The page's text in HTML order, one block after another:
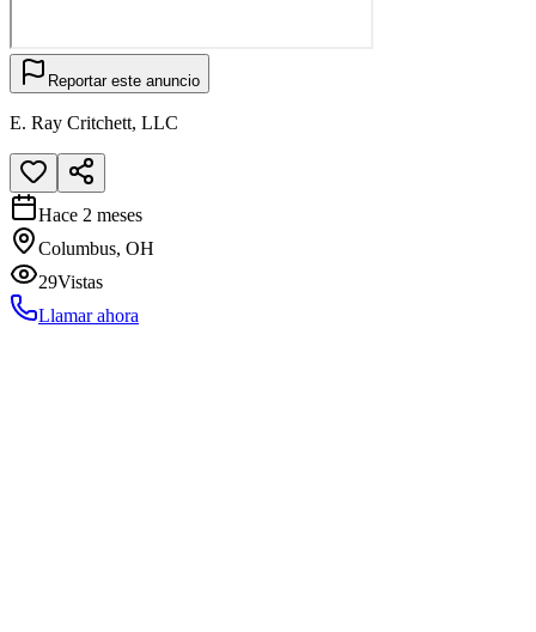
Reportar este anuncio
E. Ray Critchett, LLC
Hace 2 meses
Columbus, OH
29Vistas
Llamar ahora